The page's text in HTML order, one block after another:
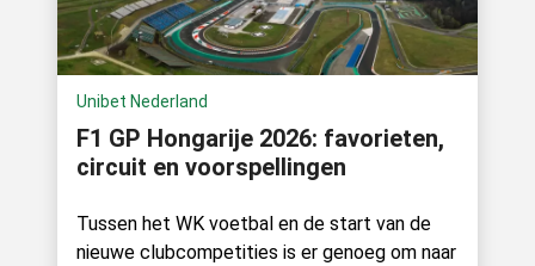
Unibet Nederland
F1 GP Hongarije 2026: favorieten,
circuit en voorspellingen
Tussen het WK voetbal en de start van de
nieuwe clubcompetities is er genoeg om naar